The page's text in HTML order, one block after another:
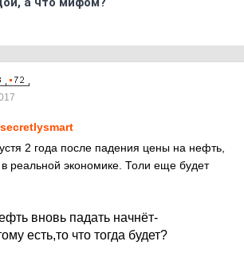
secretlysmart
2 года после падения цены на нефть,
в реальной экономике. Толи еще будет
вновь падать начнёт-
есть,то что тогда будет?